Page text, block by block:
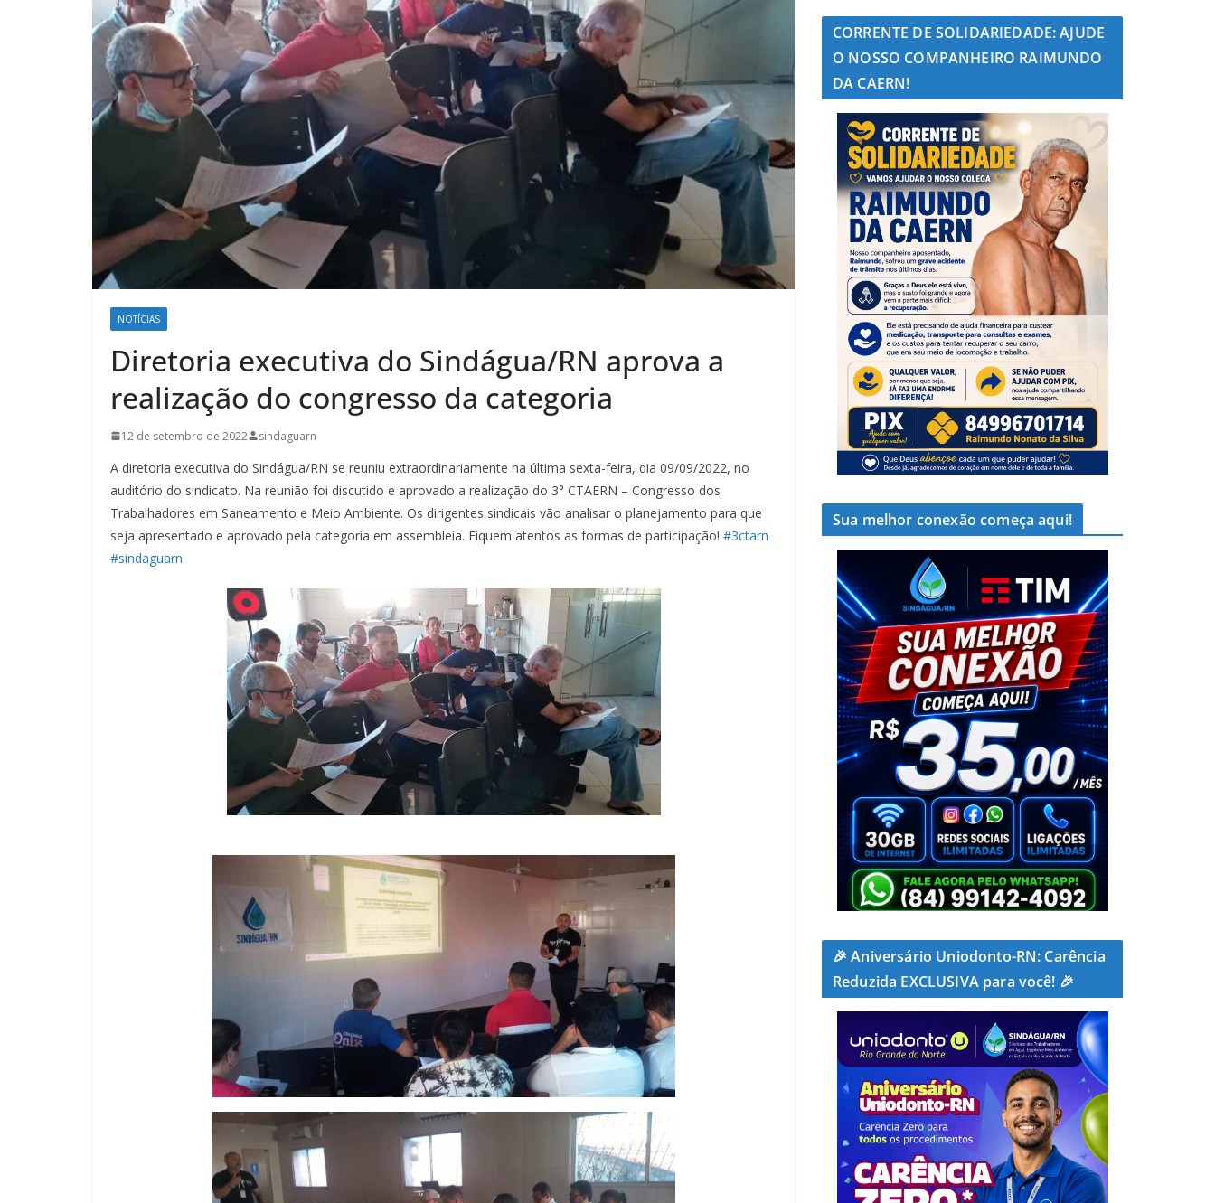
NOTÍCIAS
Diretoria executiva do Sindágua/RN aprova a
realização do congresso da categoria
12 de setembro de 2022 sindaguarn
A diretoria executiva do Sindágua/RN se reuniu extraordinariamente na última sexta-feira, dia 09/09/2022, no
auditório do sindicato. Na reunião foi discutido e aprovado a realização do 3° CTAERN – Congresso dos
Trabalhadores em Saneamento e Meio Ambiente. Os dirigentes sindicais vão analisar o planejamento para que
seja apresentado e aprovado pela categoria em assembleia. Fiquem atentos as formas de participação! #3ctarn
#sindaguarn
CORRENTE DE SOLIDARIEDADE: AJUDE
O NOSSO COMPANHEIRO RAIMUNDO
DA CAERN!
Sua melhor conexão começa aqui!
🎉 Aniversário Uniodonto-RN: Carência
Reduzida EXCLUSIVA para você! 🎉